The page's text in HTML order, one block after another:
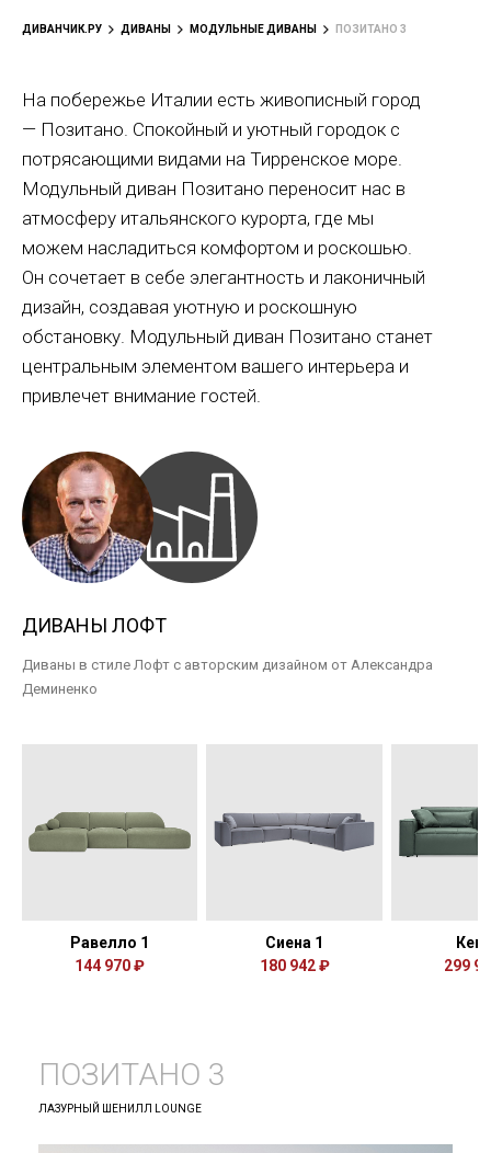
ДИВАНЧИК.РУ ДИВАНЫ МОДУЛЬНЫЕ ДИВАНЫ ПОЗИТАНО 3
На побережье Италии есть живописный город
— Позитано. Спокойный и уютный городок с
потрясающими видами на Тирренское море.
Модульный диван Позитано переносит нас в
атмосферу итальянского курорта, где мы
можем насладиться комфортом и роскошью.
Он сочетает в себе элегантность и лаконичный
дизайн, создавая уютную и роскошную
обстановку. Модульный диван Позитано станет
центральным элементом вашего интерьера и
привлечет внимание гостей.
ДИВАНЫ ЛОФТ
Диваны в стиле Лофт с авторским дизайном от Александра
Деминенко
Равелло 1
144 970 ₽
Сиена 1
180 942 ₽
299
ПОЗИТАНО 3
ЛАЗУРНЫЙ ШЕНИЛЛ LOUNGE